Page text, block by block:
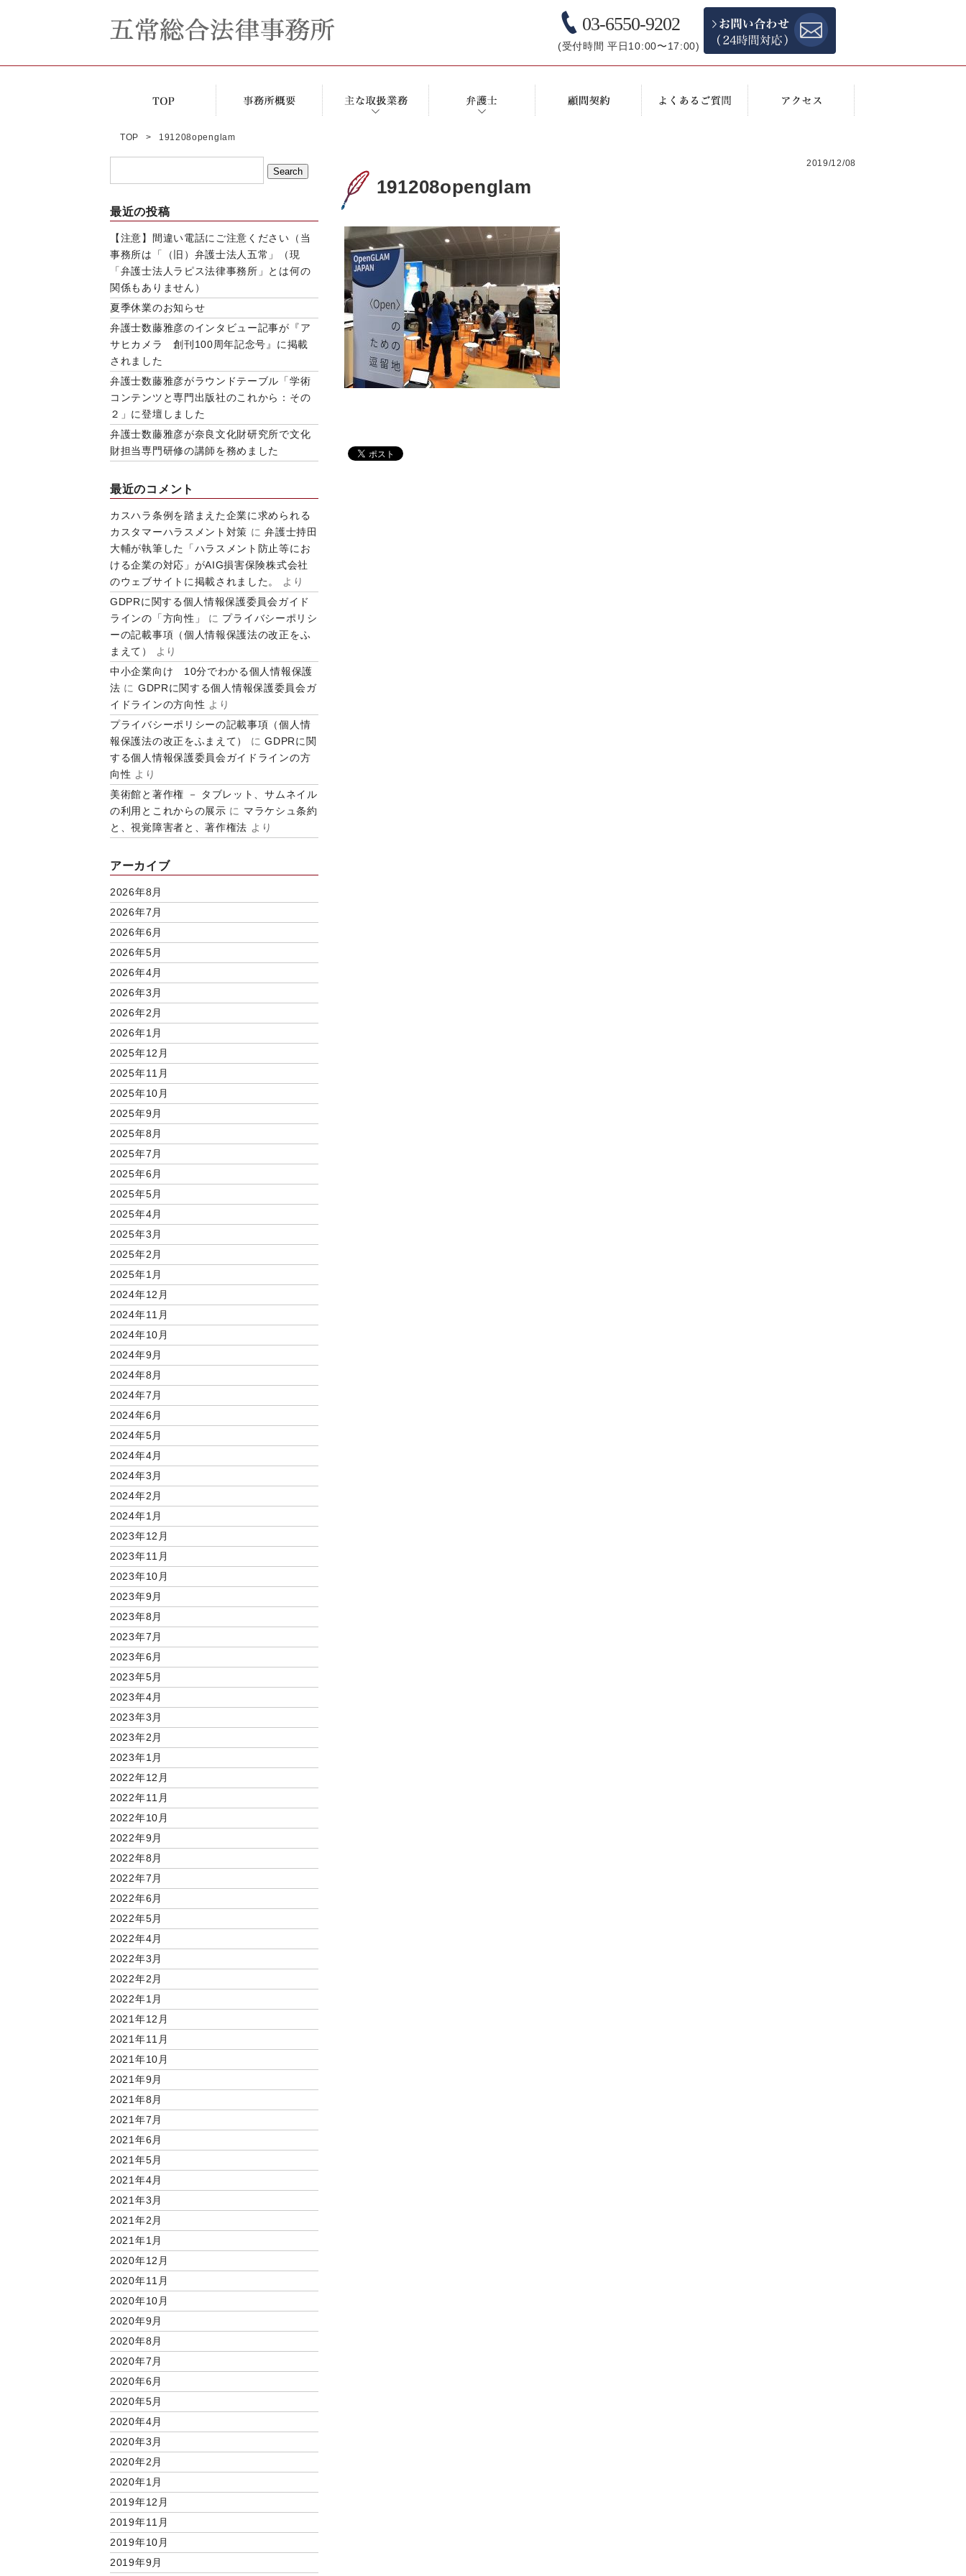
03-6550-9202
(受付時間 平日10:00〜17:00)
TOP 191208openglam
最近の投稿
【注意】間違い電話にご注意ください（当
事務所は「（旧）弁護士法人五常」（現
「弁護士法人ラピス法律事務所」とは何の
関係もありません）
夏季休業のお知らせ
弁護士数藤雅彦のインタビュー記事が『ア
サヒカメラ 創刊100周年記念号』に掲載
されました
弁護士数藤雅彦がラウンドテーブル「学術
コンテンツと専門出版社のこれから：その
２」に登壇しました
弁護士数藤雅彦が奈良文化財研究所で文化
財担当専門研修の講師を務めました
最近のコメント
カスハラ条例を踏まえた企業に求められる
カスタマーハラスメント対策 に弁護士持田
大輔が執筆した「ハラスメント防止等にお
ける企業の対応」がAIG損害保険株式会社
のウェブサイトに掲載されました。
より
GDPRに関する個人情報保護委員会ガイド
ラインの「方向性」
に プライバシーポリシ
ーの記載事項（個人情報保護法の改正をふ
まえて）
より
中小企業向け 10分でわかる個人情報保護
法 に GDPRに関する個人情報保護委員会ガ
イドラインの方向性 より
プライバシーポリシーの記載事項（個人情
報保護法の改正をふまえて）
にGDPRに関
する個人情報保護委員会ガイドラインの方
向性 より
美術館と著作権 － タブレット、サムネイル
の利用とこれからの展示 に マラケシュ条約
と、視覚障害者と、著作権法 より
アーカイブ
2026年8月
2026年7月
2026年6月
2026年5月
2026年4月
2026年3月
2026年2月
2026年1月
2025年12月
2025年11月
2025年10月
2025年9月
2025年8月
2025年7月
2025年6月
2025年5月
2025年4月
2025年3月
2025年2月
2025年1月
2024年12月
2024年11月
2024年10月
2024年9月
2024年8月
2024年7月
2024年6月
2024年5月
2024年4月
2024年3月
2024年2月
2024年1月
2023年12月
2023年11月
2023年10月
2023年9月
2023年8月
2023年7月
2023年6月
2023年5月
2023年4月
2023年3月
2023年2月
2023年1月
2022年12月
2022年11月
2022年10月
2022年9月
2022年8月
2022年7月
2022年6月
2022年5月
2022年4月
2022年3月
2022年2月
2022年1月
2021年12月
2021年11月
2021年10月
2021年9月
2021年8月
2021年7月
2021年6月
2021年5月
2021年4月
2021年3月
2021年2月
2021年1月
2020年12月
2020年11月
2020年10月
2020年9月
2020年8月
2020年7月
2020年6月
2020年5月
2020年4月
2020年3月
2020年2月
2020年1月
2019年12月
2019年11月
2019年10月
2019年9月
2019/12/08
191208openglam